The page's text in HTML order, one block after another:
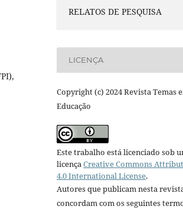
RELATOS DE PESQUISA
LICENÇA
Copyright (c) 2024 Revista Temas
Educação
Este trabalho está licenciado sob
licençaCreative Commons
4.0 International License.
Autores que publicam nesta
concordam com os seguintes